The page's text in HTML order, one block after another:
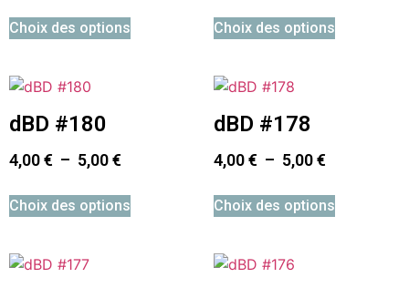
Choix des options Choix des options
dBD #180
4,00€ – 5,00€
Choix des options
dBD #178
4,00€ – 5,00€
Choix des options